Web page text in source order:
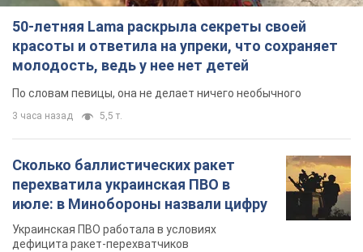
50-летняя Lama раскрыла секреты своей
красоты и ответила на упреки, что сохраняет
молодость, ведь у нее нет детей
По словам певицы, она не делает ничего необычного
3 часа назад 5,5 т.
Сколько баллистических ракет
перехватила украинская ПВО в
июле: в Минобороны назвали цифру
Украинская ПВО работала в условиях
дефицита ракет-перехватчиков